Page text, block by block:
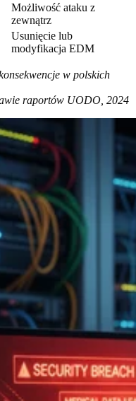
Możliwość ataku z
zewnątrz
Usunięcie lub
modyfikacja EDM
w polskich
raportów UODO, 2024